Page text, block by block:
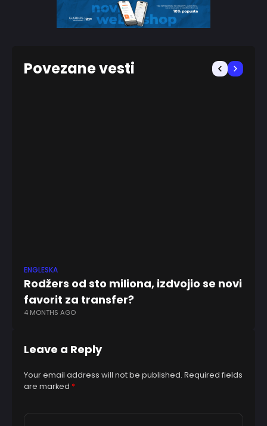
Povezane vesti
ENGLESKA
Rodžers od sto miliona, izdvojio se novi
favorit za transfer?
4 MONTHS AGO
Leave a Reply
Your email address will not be published. Required fields
are marked *